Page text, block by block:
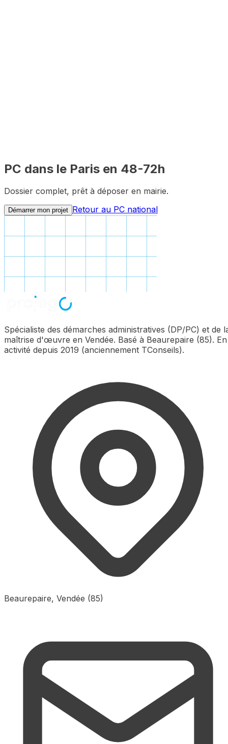
PC dans le Paris en 48-72h
Dossier complet, prêt à déposer en mairie.
Démarrer mon projet Retour au PC national
Spécialiste des démarches administratives (DP/PC) et de
maîtrise d'œuvre en Vendée. Basé à Beaurepaire (85). En
activité depuis 2019 (anciennement TConseils).
Beaurepaire, Vendée (85)